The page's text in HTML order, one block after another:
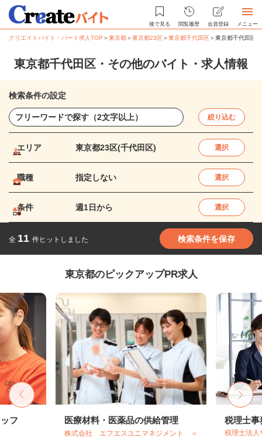
後で見る 閲覧履歴 会員登録 メニュー
クリエイトバイト・パート求人TOP ＞東京都＞東京都23区＞東京都千代田区＞東京都千代田区
東京都千代田区・その他のバイト・求人情報
検索条件の設定
絞り込む
エリア 東京都23区(千代田区) 選択
職種 指定しない 選択
条件 週1日から 選択
全 11 件ヒットしました 検索条件を保存
東京都のピックアップPR求人
フ 医療材料・医薬品の供給管理
株式会社 エフエスユニマネジメント ＜
税理士事
税理士法人